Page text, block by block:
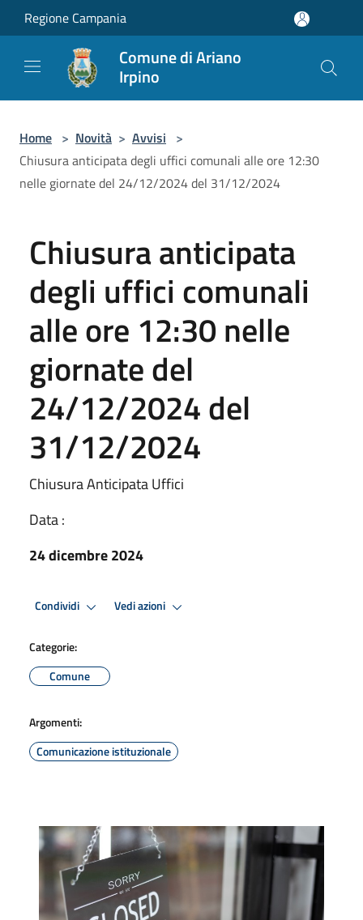
Salta al contenuto principale
Regione Campania
Comune di Ariano
Irpino
Home > Novità > Avvisi >
Chiusura anticipata degli uffici comunali alle ore 12:30
nelle giornate del 24/12/2024 del 31/12/2024
Chiusura anticipata
degli uffici comunali
alle ore 12:30 nelle
giornate del
24/12/2024 del
31/12/2024
Chiusura Anticipata Uffici
Data :
24 dicembre 2024
Condividi Vedi azioni
Categorie:
Comune
Argomenti:
Comunicazione istituzionale